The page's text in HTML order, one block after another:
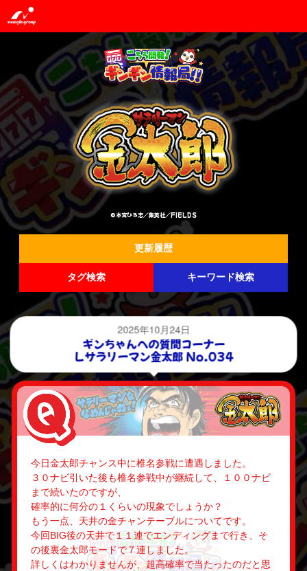
©本宮ひろ志／集英社／FIELDS
更新履歴
タグ検索 キーワード検索
2025年10月24日
ギンちゃんへの質問コーナー
Ｌサラリーマン金太郎 No.034
今日金太郎チャンス中に椎名参戦に遭遇しました。
３０ナビ引いた後も椎名参戦中が継続して、１００ナビ
まで続いたのですが、
確率的に何分の１くらいの現象でしょうか？
もう一点、天井の金チャンテーブルについてです。
今回BIG後の天井で１１連でエンディングまで行き、そ
の後裏金太郎モードで７連しました。
詳しくはわかりませんが、超高確率で当たったのだと思